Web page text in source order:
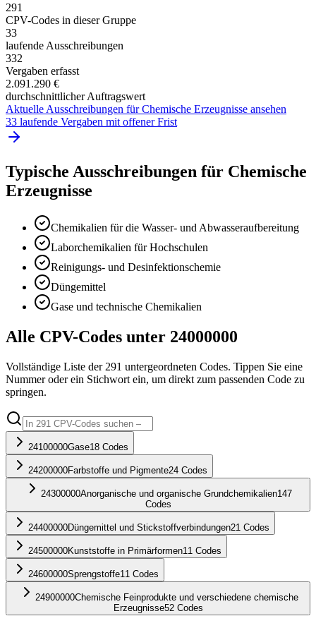
291
CPV-Codes in dieser Gruppe
33
laufende Ausschreibungen
332
Vergaben erfasst
2.091.290 €
durchschnittlicher Auftragswert
Aktuelle Ausschreibungen fürChemische Erzeugnisse ansehen
33 laufende Vergaben mit offener Frist
Typische Ausschreibungen für Chemische
Erzeugnisse
Chemikalien für die Wasser- und Abwasseraufbereitung
Laborchemikalien für Hochschulen
Reinigungs- und Desinfektionschemie
Düngemittel
Gase und technische Chemikalien
Alle CPV-Codes unter 24000000
Vollständige Liste der 291 untergeordneten Codes. Tippen Sie eine
Nummer oder ein Stichwort ein, um direkt zum passenden Code zu
springen.
24100000Gase18 Codes
24200000Farbstoffe und Pigmente24 Codes
24300000Anorganische und organische Grundchemikalien147
Codes
24400000Düngemittel und Stickstoffverbindungen21 Codes
24500000Kunststoffe in Primärformen11 Codes
24600000Sprengstoffe11 Codes
24900000Chemische Feinprodukte und verschiedene chemische
Erzeugnisse52Codes